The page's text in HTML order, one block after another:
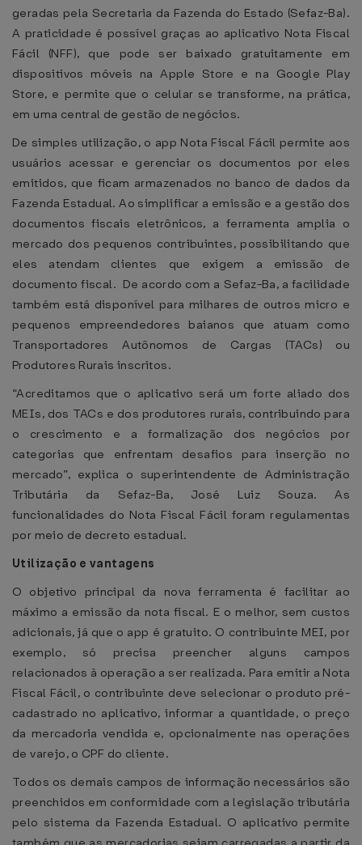
geradas pela Secretaria da Fazenda do Estado (Sefaz-Ba).
A praticidade é possível graças ao aplicativo Nota Fiscal
Fácil (NFF), que pode ser baixado gratuitamente em
dispositivos móveis na Apple Store e na Google Play
Store, e permite que o celular se transforme, na prática,
em uma central de gestão de negócios.
De simples utilização, o app Nota Fiscal Fácil permite aos
usuários acessar e gerenciar os documentos por eles
emitidos, que ficam armazenados no banco de dados da
Fazenda Estadual. Ao simplificar a emissão e a gestão dos
documentos fiscais eletrônicos, a ferramenta amplia o
mercado dos pequenos contribuintes, possibilitando que
eles atendam clientes que exigem a emissão de
documento fiscal. De acordo com a Sefaz-Ba, a facilidade
também está disponível para milhares de outros micro e
pequenos empreendedores baianos que atuam como
Transportadores Autônomos de Cargas (TACs) ou
Produtores Rurais inscritos.
“Acreditamos que o aplicativo será um forte aliado dos
MEIs, dos TACs e dos produtores rurais, contribuindo para
o crescimento e a formalização dos negócios por
categorias que enfrentam desafios para inserção no
mercado”, explica o superintendente de Administração
Tributária da Sefaz-Ba, José Luiz Souza. As
funcionalidades do Nota Fiscal Fácil foram regulamentas
por meio de decreto estadual.
Utilização e vantagens
O objetivo principal da nova ferramenta é facilitar ao
máximo a emissão da nota fiscal. E o melhor, sem custos
adicionais, já que o app é gratuito. O contribuinte MEI, por
exemplo, só precisa preencher alguns campos
relacionados à operação a ser realizada. Para emitir a Nota
Fiscal Fácil, o contribuinte deve selecionar o produto pré-
cadastrado no aplicativo, informar a quantidade, o preço
da mercadoria vendida e, opcionalmente nas operações
de varejo, o CPF do cliente.
Todos os demais campos de informação necessários são
preenchidos em conformidade com a legislação tributária
pelo sistema da Fazenda Estadual. O aplicativo permite